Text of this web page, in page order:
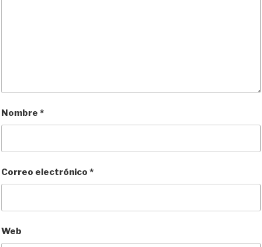
Nombre *
Correo electrónico *
Web